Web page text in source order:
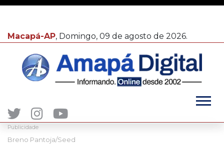
Macapá-AP, Domingo, 09 de agosto de 2026.
Publicidade
Breno Pantoja/Seed